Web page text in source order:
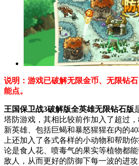
说明：游戏已破解无限金币、无限钻
能点。
王国保卫战3破解版全英雄无限钻石版
塔防游戏，其相比较前作加入了超过
新英雄、包括巨蝎和暴怒猩猩在内的
上还加入了各式各样的小动物和帮助
论是食人花、喷毒气的果实等植物都
敌人，从而更好的防御下每一波的进